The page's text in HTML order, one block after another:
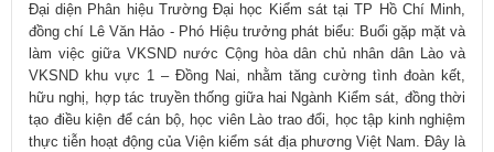
Đại diện Phân hiệu Trường Đại học Kiểm sát tại TP Hồ Chí Minh,
đồng chí Lê Văn Hảo - Phó Hiệu trưởng phát biểu: Buổi gặp mặt và
làm việc giữa VKSND nước Cộng hòa dân chủ nhân dân Lào và
VKSND khu vực 1 – Đồng Nai, nhằm tăng cường tình đoàn kết,
hữu nghị, hợp tác truyền thống giữa hai Ngành Kiểm sát, đồng thời
tạo điều kiện để cán bộ, học viên Lào trao đổi, học tập kinh nghiệm
thực tiễn hoạt động của Viện kiểm sát địa phương Việt Nam. Đây là